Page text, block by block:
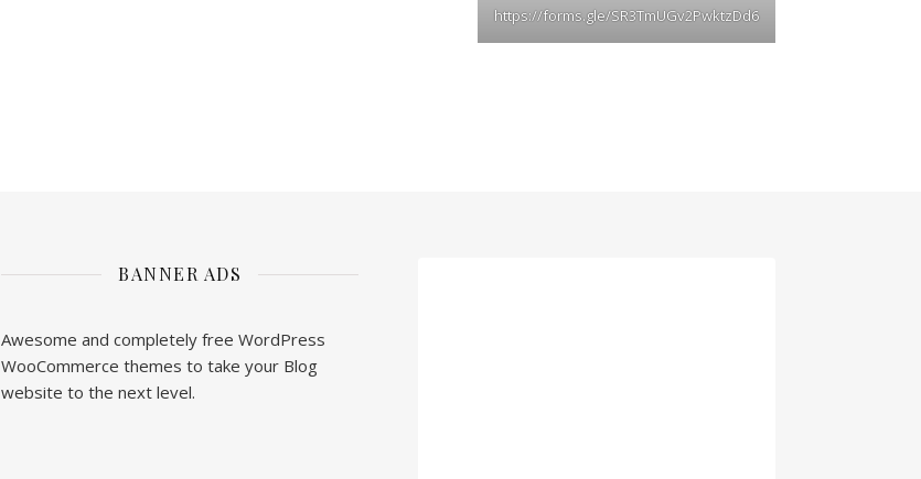
https://forms.gle/SR3TmUGv2PwktzDd6
BANNER ADS
Awesome and completely free WordPress
WooCommerce themes to take your Blog
website to the next level.